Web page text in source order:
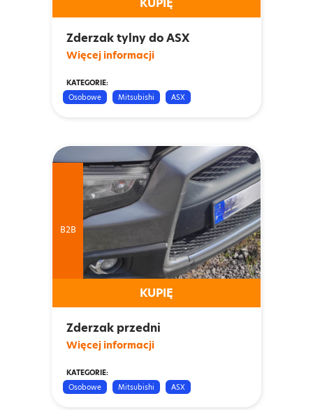
Zderzak tylny do ASX
Więcej informacji
KATEGORIE:
Osobowe
Mitsubishi ASX
B2B
KUPIĘ
Zderzak przedni
Więcej informacji
KATEGORIE:
Osobowe
Mitsubishi ASX